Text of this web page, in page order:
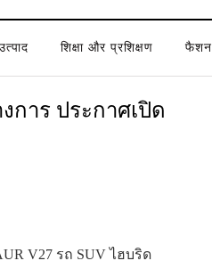
शिक्षा और प्रशिक्षण फैशन
การ ประกาศเปิด
V27 รถ SUV ไฮบริด